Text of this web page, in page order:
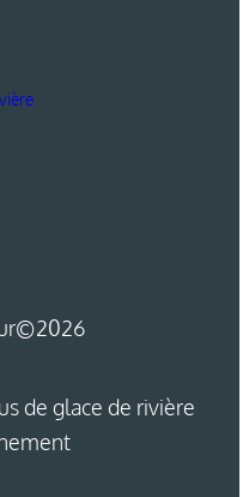
©2026
de glace de rivière